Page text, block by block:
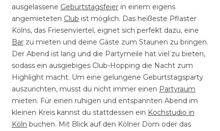
ausgelassene Geburtstagsfeier in einem eigens
angemieteten Club ist möglich. Das heißeste Pflaster
Kölns, das Friesenviertel, eignet sich perfekt dazu, eine
Bar zu mieten und deine Gäste zum Staunen zu bringen.
Der Abend ist lang und die Partymeile hat viel zu bieten,
sodass ein ausgiebiges Club-Hopping die Nacht zum
Highlight macht. Um eine gelungene Geburtstagsparty
auszurichten, musst du nicht immer einen Partyraum
mieten. Für einen ruhigen und entspannten Abend im
kleinen Kreis kannst du stattdessen ein Kochstudio in
Köln buchen. Mit Blick auf den Kölner Dom oder das